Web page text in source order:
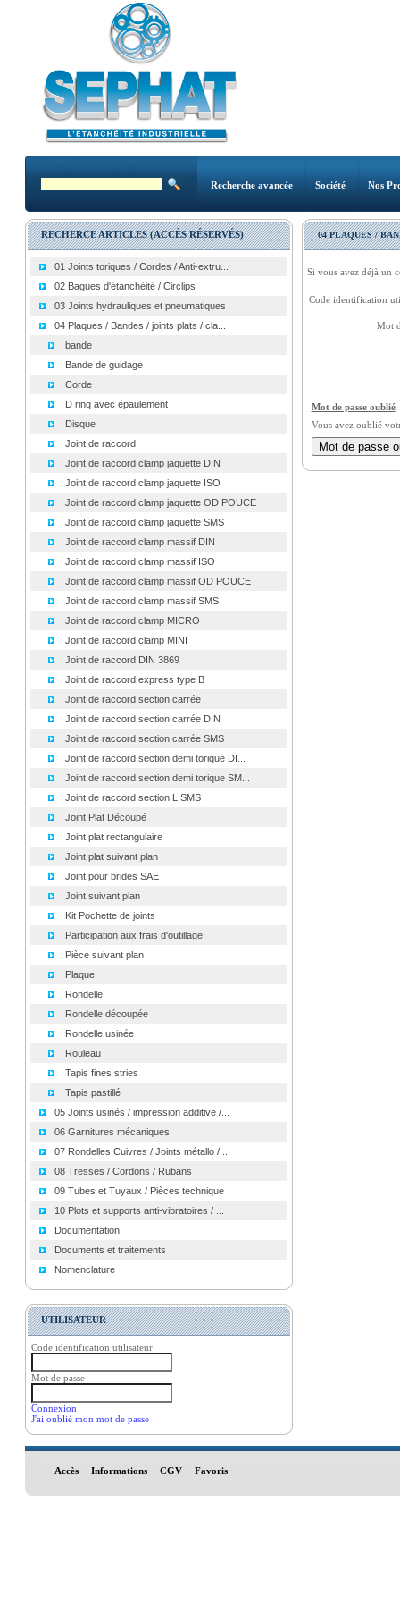
Recherche avancée Société Nos
RECHERCE ARTICLES (ACCÈS RÉSERVÉS)
01 Joints toriques / Cordes / Anti-extru...
02 Bagues d'étanchéité / Circlips
03 Joints hydrauliques et pneumatiques
04 Plaques / Bandes / joints plats / cla...
bande
Bande de guidage
Corde
D ring avec épaulement
Disque
Joint de raccord
Joint de raccord clamp jaquette DIN
Joint de raccord clamp jaquette ISO
Joint de raccord clamp jaquette OD POUCE
Joint de raccord clamp jaquette SMS
Joint de raccord clamp massif DIN
Joint de raccord clamp massif ISO
Joint de raccord clamp massif OD POUCE
Joint de raccord clamp massif SMS
Joint de raccord clamp MICRO
Joint de raccord clamp MINI
Joint de raccord DIN 3869
Joint de raccord express type B
Joint de raccord section carrée
Joint de raccord section carrée DIN
Joint de raccord section carrée SMS
Joint de raccord section demi torique DI...
Joint de raccord section demi torique SM...
Joint de raccord section L SMS
Joint Plat Découpé
Joint plat rectangulaire
Joint plat suivant plan
Joint pour brides SAE
Joint suivant plan
Kit Pochette de joints
Participation aux frais d'outillage
Pièce suivant plan
Plaque
Rondelle
Rondelle découpée
Rondelle usinée
Rouleau
Tapis fines stries
Tapis pastillé
05 Joints usinés / impression additive /...
06 Garnitures mécaniques
07 Rondelles Cuivres / Joints métallo / ...
08 Tresses / Cordons / Rubans
09 Tubes et Tuyaux / Pièces technique
10 Plots et supports anti-vibratoires / ...
Documentation
Documents et traitements
Nomenclature
UTILISATEUR
Code identification utilisateur
Mot de passe
Connexion
J'ai oublié mon mot de passe
04 PLAQUES /
Si vous avez déjà un
Code identification
Mot
Mot de passe oublié
Vous avez oublié
Accès Informations CGV Favoris